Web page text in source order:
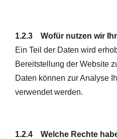
1.2.3 Wofür nutzen wir
Ein Teil der Daten wird
Bereitstellung der Website
Daten können zur Analyse
verwendet werden.
1.2.4 Welche Rechte